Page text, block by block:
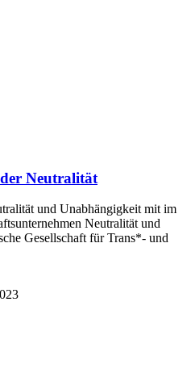
Neutralität
und Unabhängigkeit mit im
Neutralität und
Gesellschaft für Trans*- und